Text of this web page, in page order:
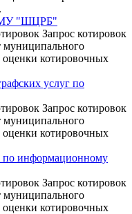
МУ "ШЦРБ"
Запрос котировок
муниципального
оценки котировочных
услуг по
Запрос котировок
муниципального
оценки котировочных
по информационному
Запрос котировок
муниципального
оценки котировочных